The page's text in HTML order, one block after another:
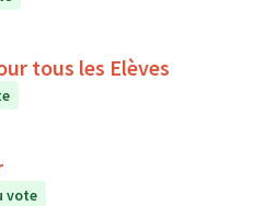
tous les Elèves
vote